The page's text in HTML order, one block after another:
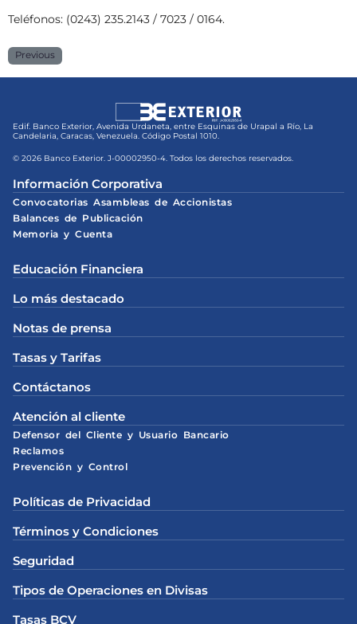
Teléfonos: (0243) 235.2143 / 7023 / 0164.
Previous
Edif. Banco Exterior, Avenida Urdaneta, entre Esquinas de Urapal a Río, La
Candelaria, Caracas, Venezuela. Código Postal 1010.
© 2026 Banco Exterior. J-00002950-4. Todos los derechos reservados.
Información Corporativa
Convocatorias Asambleas de Accionistas
Balances de Publicación
Memoria y Cuenta
Educación Financiera
Lo más destacado
Notas de prensa
Tasas y Tarifas
Contáctanos
Atención al cliente
Defensor del Cliente y Usuario Bancario
Reclamos
Prevención y Control
Políticas de Privacidad
Términos y Condiciones
Seguridad
Tipos de Operaciones en Divisas
Tasas BCV